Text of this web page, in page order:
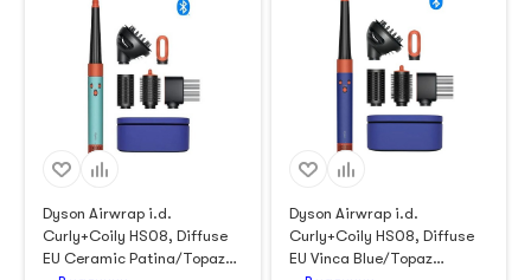
Dyson Airwrap i.d.
Curly+Coily HS08, Diffuse
EU Ceramic Patina/Topaz
Dyson Airwrap i.d.
Curly+Coily HS08, Diffuse
EU Vinca Blue/Topaz